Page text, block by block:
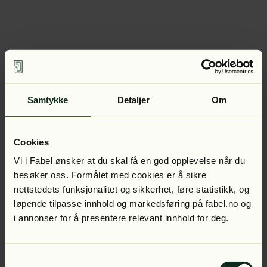
Samtykke Detaljer Om
Cookies
Vi i Fabel ønsker at du skal få en god opplevelse når du
besøker oss. Formålet med cookies er å sikre
nettstedets funksjonalitet og sikkerhet, føre statistikk, og
løpende tilpasse innhold og markedsføring på fabel.no og
i annonser for å presentere relevant innhold for deg.